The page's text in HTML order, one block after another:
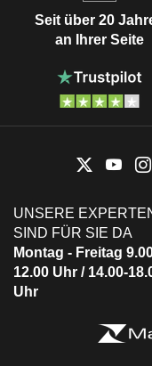
Seit über 20
an Ihrer Seite
UNSERE
SIND FÜR SIE DA
Montag - Freitag
12.00 Uhr / 14.00-
Uhr